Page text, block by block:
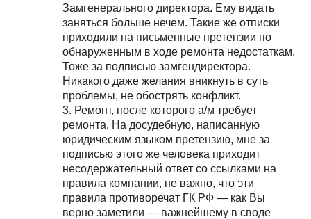
Замгенерального директора. Ему видать
заняться больше нечем. Такие же отписки
приходили на письменные претензии по
обнаруженным в ходе ремонта недостаткам.
Тоже за подписью замгендиректора.
Никакого даже желания вникнуть в суть
проблемы, не обострять конфликт.
3. Ремонт, после которого а/м требует
ремонта, На досудебную, написанную
юридическим языком претензию, мне за
подписью этого же человека приходит
несодержательный ответ со ссылками на
правила компании, не важно, что эти
правила противоречат ГК РФ — как Вы
верно заметили — важнейшему в своде